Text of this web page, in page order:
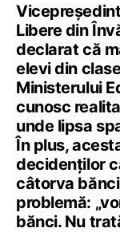
Libere din
declarat că
elevi din
Ministerului
cunosc
unde lipsa
În plus,
decidenților
câtorva
problemă:
bănci. Nu